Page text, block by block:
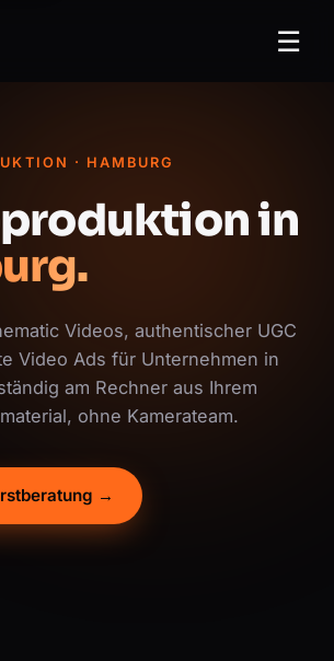
☰
· HAMBURG
in
Videos, authentischer UGC
Video Ads für Unternehmen in
am Rechner aus Ihrem
ohne Kamerateam.
→